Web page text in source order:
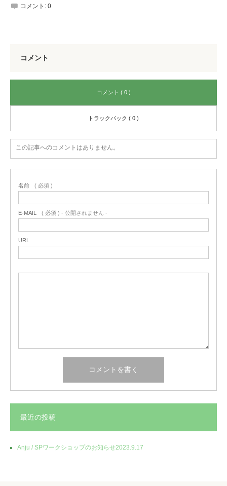
コメント: 0
コメント
コメント ( 0 )
トラックバック ( 0 )
この記事へのコメントはありません。
名前 ( 必須 )
E-MAIL ( 必須 ) - 公開されません -
URL
最近の投稿
Anju / SPワークショップのお知らせ2023.9.17